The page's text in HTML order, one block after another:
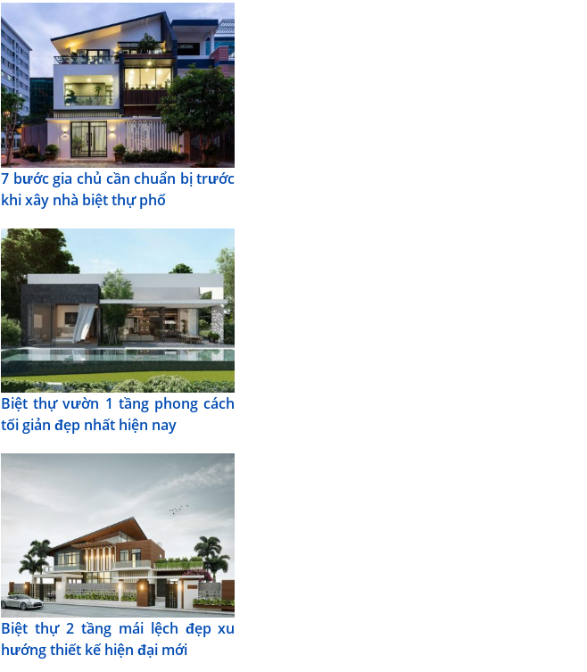
7 bước gia chủ cần chuẩn bị trước
khi xây nhà biệt thự phố
Biệt thự vườn 1 tầng phong cách
tối giản đẹp nhất hiện nay
Biệt thự 2 tầng mái lệch đẹp xu
hướng thiết kế hiện đại mới